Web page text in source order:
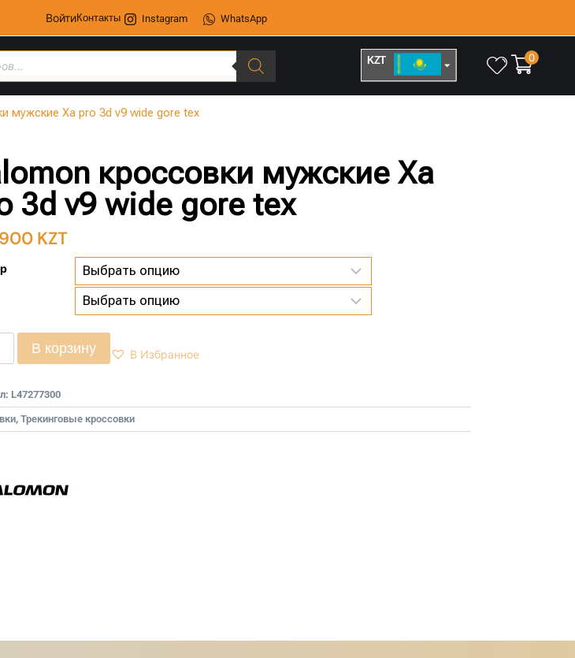
ВойтиКонтакты Instagram WhatsApp
KZT 0
мужские Xa pro 3d v9 wide gore tex
кроссовки мужские Xa
3d v9 wide gore tex
KZT
В корзину В Избранное
L47277300
, Трекинговые кроссовки